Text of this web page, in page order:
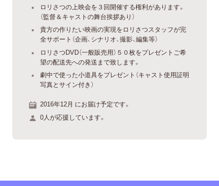
ロリさつの上映会を３回開催する権利があります。
（監督＆キャストの舞台挨拶あり）
貴方の作りたい映画の実現をロリさつスタッフが完
全サポート（企画、シナリオ、撮影、編集等）
ロリさつDVD（一般販売用）５０枚をプレゼントご希
望の配送先への発送まで致します。
劇中で使った小道具をプレゼント（キャスト使用証明
写真とサイン付き）
2016年12月 にお届け予定です。
0人が応援しています。